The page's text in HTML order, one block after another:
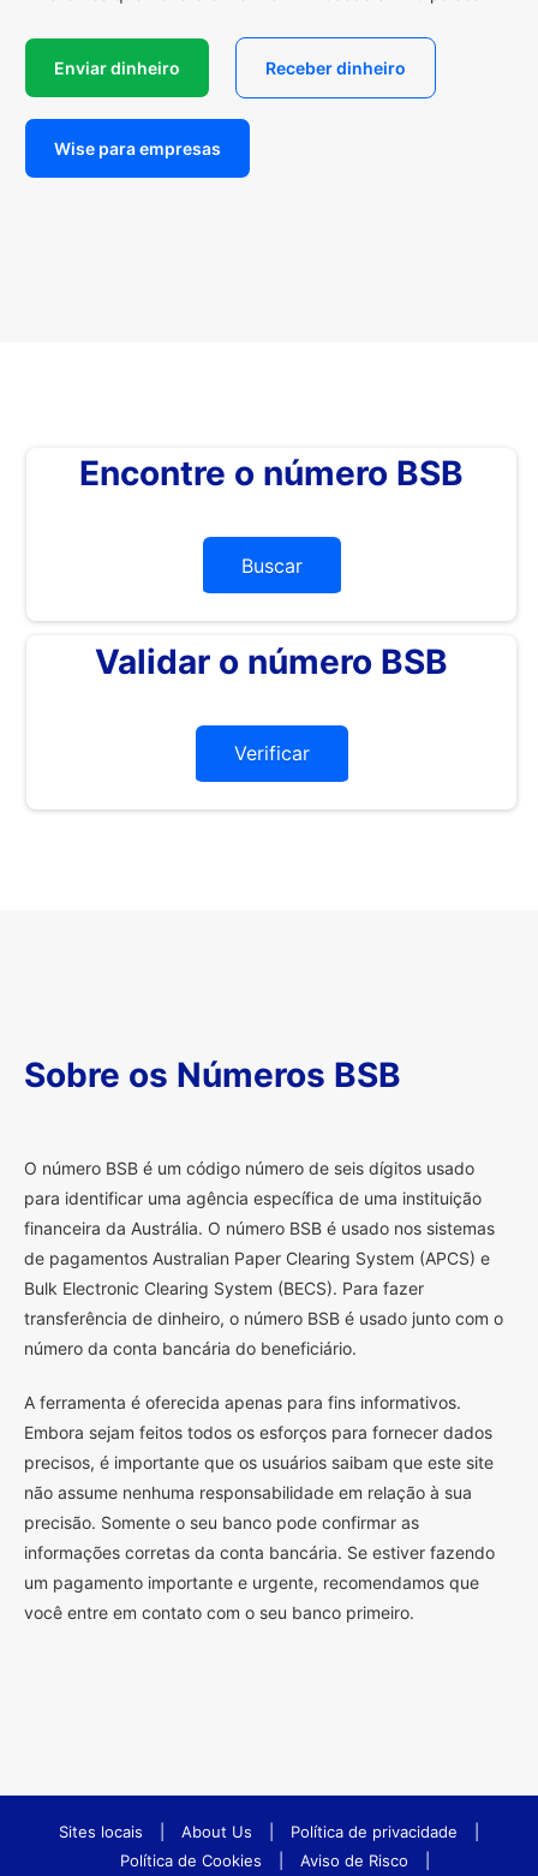
Enviar dinheiro Receber dinheiro
Wise para empresas
Encontre o número BSB
Buscar
Validar o número BSB
Verificar
Sobre os Números BSB
O número BSB é um código número de seis dígitos usado
para identificar uma agência específica de uma instituição
financeira da Austrália. O número BSB é usado nos sistemas
de pagamentos Australian Paper Clearing System (APCS) e
Bulk Electronic Clearing System (BECS). Para fazer
transferência de dinheiro, o número BSB é usado junto com o
número da conta bancária do beneficiário.
A ferramenta é oferecida apenas para fins informativos.
Embora sejam feitos todos os esforços para fornecer dados
precisos, é importante que os usuários saibam que este site
não assume nenhuma responsabilidade em relação à sua
precisão. Somente o seu banco pode confirmar as
informações corretas da conta bancária. Se estiver fazendo
um pagamento importante e urgente, recomendamos que
você entre em contato com o seu banco primeiro.
Sites locais About Us Política de privacidade
Política de Cookies
Aviso de Risco